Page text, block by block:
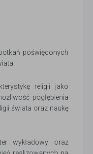
poświęconych
religii jako
pogłębienia
świata oraz naukę
wykładowy oraz